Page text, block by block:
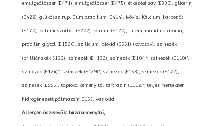
emulgeálószer (E471), emulgeálószer (E475), étkezési sav (E330), glicerin
(E422), glükózszirup, Gumiarábikum (E414), ivóvíz, Kálcium-karbonát
(E170), kálium szorbát (E202), kármin (E120), lutein, mandula aroma,
propilén glycol (E1520), szilícium-dioxid (E551) (kovasav), színezék
(brilliánskék E133), színezék (E-132), színezék (E104)*, színezék (E110)*,
színezék (E124)*, színezék (E129)*, színezék (E153), színezék (E172),
színezék (E555), tápióka keményítő, tartrazin (E102)*, teljes mértékben
hidrogénezett pálmazsír, E155, vas oxid
Allergén öszetevők: búzakeményítő,